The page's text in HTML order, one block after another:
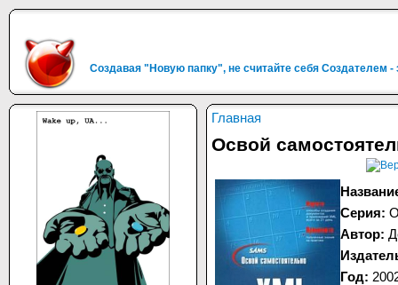
Создавая "Новую папку", не считайте себя Создателем
Главная
Освой
Серия:
Автор:
Год: